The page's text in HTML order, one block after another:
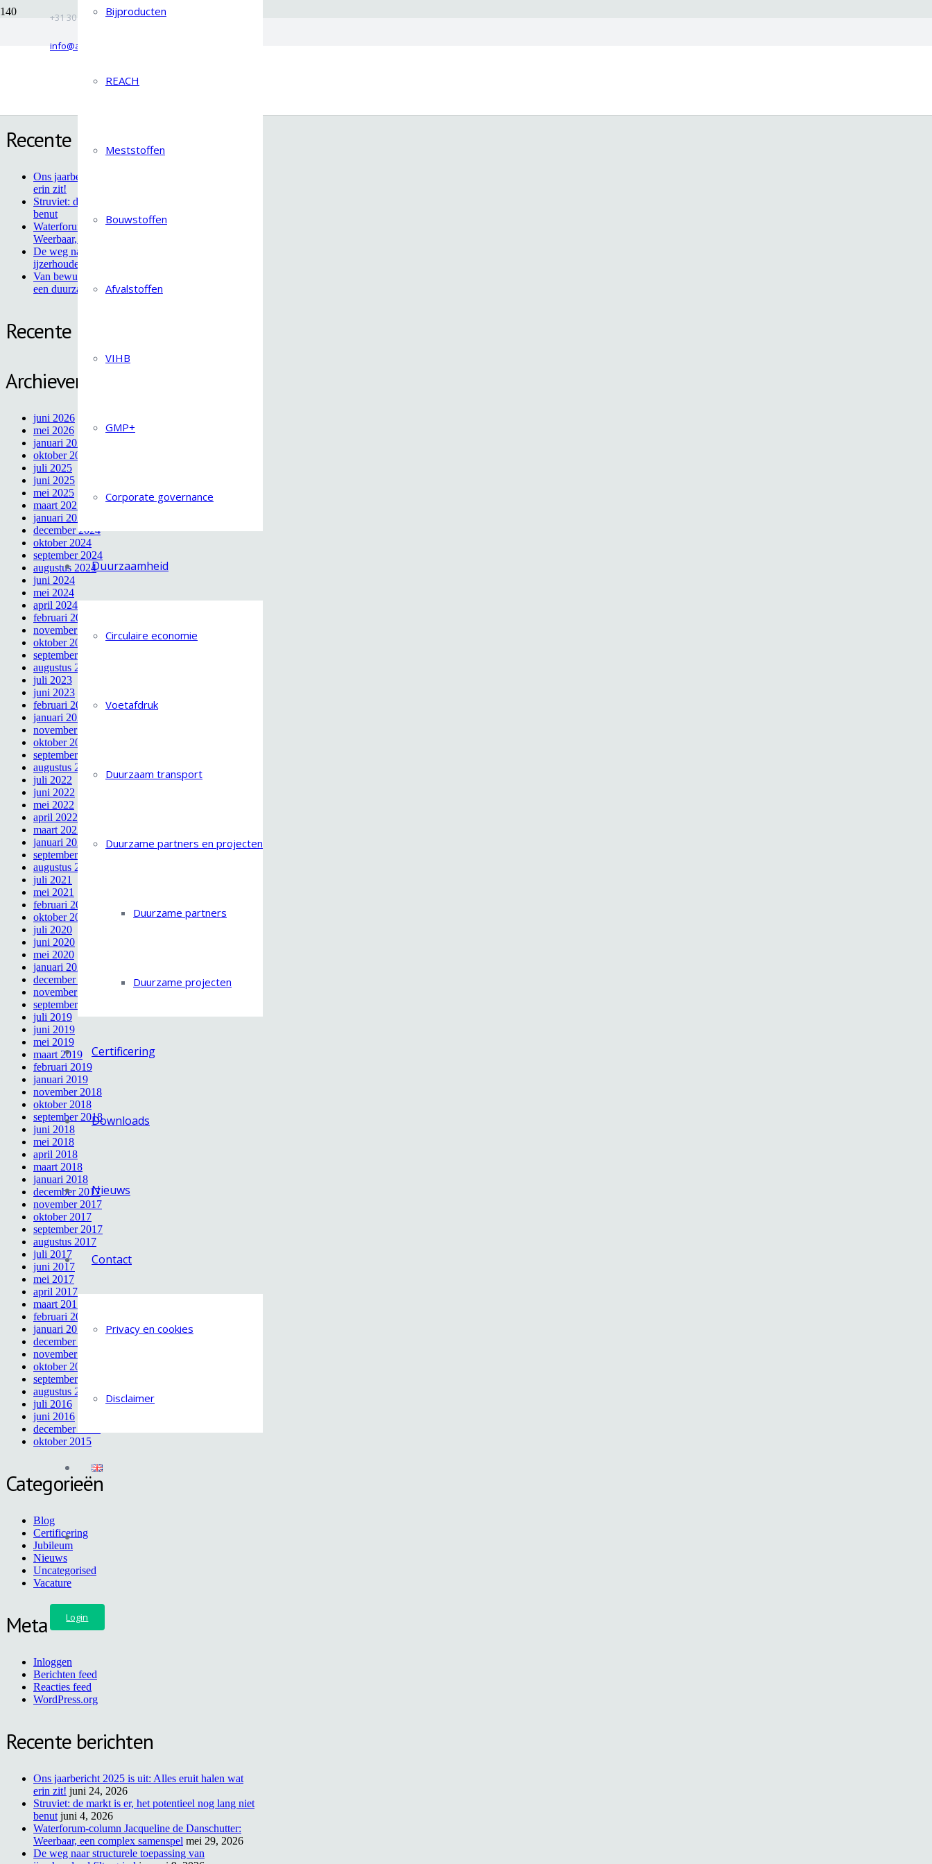
+31 30 6069721
info@aquaminerals.com
Bijproducten
REACH
Meststoffen
Bouwstoffen
Afvalstoffen
VIHB
GMP+
Corporate governance
Duurzaamheid
Circulaire economie
Voetafdruk
Duurzaam transport
Duurzame partners en projecten
Duurzame partners
Duurzame projecten
Certificering
Downloads
Nieuws
Contact
Privacy en cookies
Disclaimer
Login
Recente berichten
Ons jaarbericht 2025 is uit: Alles eruit halen wat
erin zit!
Struviet: de markt is er, het potentieel nog lang niet
benut
Waterforum-column Jacqueline de Danschutter:
Weerbaar, een complex samenspel
De weg naar structurele toepassing van
ijzerhoudend filtergrind
Van bewustwording naar gezamenlijke actie voor
een duurzame watersector
Recente reacties
Archieven
juni 2026
mei 2026
januari 2026
oktober 2025
juli 2025
juni 2025
mei 2025
maart 2025
januari 2025
december 2024
oktober 2024
september 2024
augustus 2024
juni 2024
mei 2024
april 2024
februari 2024
november 2023
oktober 2023
september 2023
augustus 2023
juli 2023
juni 2023
februari 2023
januari 2023
november 2022
oktober 2022
september 2022
augustus 2022
juli 2022
juni 2022
mei 2022
april 2022
maart 2022
januari 2022
september 2021
augustus 2021
juli 2021
mei 2021
februari 2021
oktober 2020
juli 2020
juni 2020
mei 2020
januari 2020
december 2019
november 2019
september 2019
juli 2019
juni 2019
mei 2019
maart 2019
februari 2019
januari 2019
november 2018
oktober 2018
september 2018
juni 2018
mei 2018
april 2018
maart 2018
januari 2018
december 2017
november 2017
oktober 2017
september 2017
augustus 2017
juli 2017
juni 2017
mei 2017
april 2017
maart 2017
februari 2017
januari 2017
december 2016
november 2016
oktober 2016
september 2016
augustus 2016
juli 2016
juni 2016
december 2015
oktober 2015
Categorieën
Blog
Certificering
Jubileum
Nieuws
Uncategorised
Vacature
Meta
Inloggen
Berichten feed
Reacties feed
WordPress.org
Recente berichten
Ons jaarbericht 2025 is uit: Alles eruit halen wat
erin zit! juni 24, 2026
Struviet: de markt is er, het potentieel nog lang niet
benut juni 4, 2026
Waterforum-column Jacqueline de Danschutter:
Weerbaar, een complex samenspel mei 29, 2026
De weg naar structurele toepassing van